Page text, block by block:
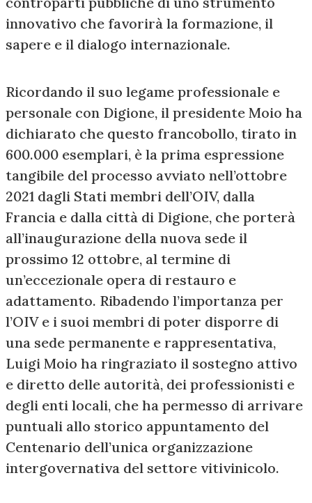
innovativo che favorirà la formazione, il
sapere e il dialogo internazionale.
Ricordando il suo legame professionale e
personale con Digione, il presidente Moio ha
dichiarato che questo francobollo, tirato in
600.000 esemplari, è la prima espressione
tangibile del processo avviato nell’ottobre
2021 dagli Stati membri dell’OIV, dalla
Francia e dalla città di Digione, che porterà
all’inaugurazione della nuova sede il
prossimo 12 ottobre, al termine di
un’eccezionale opera di restauro e
adattamento. Ribadendo l’importanza per
l’OIV e i suoi membri di poter disporre di
una sede permanente e rappresentativa,
Luigi Moio ha ringraziato il sostegno attivo
e diretto delle autorità, dei professionisti e
degli enti locali, che ha permesso di arrivare
puntuali allo storico appuntamento del
Centenario dell’unica organizzazione
intergovernativa del settore vitivinicolo.